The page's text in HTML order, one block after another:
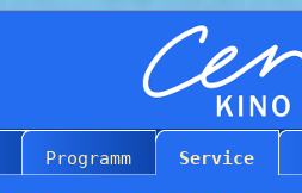
Programm Service